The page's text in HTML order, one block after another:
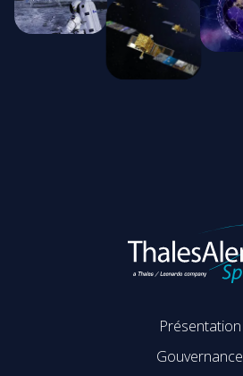
Présentation
Gouvernance